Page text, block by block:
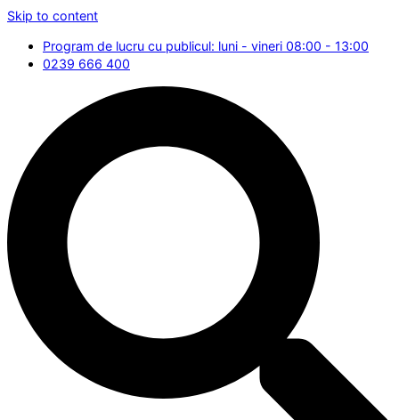
Skip to content
Program de lucru cu publicul: luni - vineri 08:00 - 13:00
0239 666 400